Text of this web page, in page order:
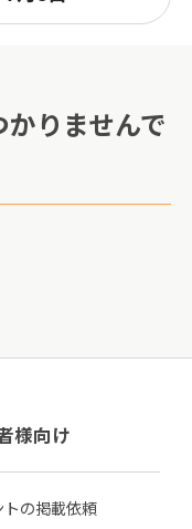
りませんで
様向け
トの掲載依頼